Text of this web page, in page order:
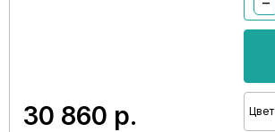
30 860 р. Цвет